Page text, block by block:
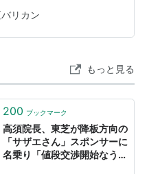
、なんせ放置してたから
リカン
もっと見る
200 ブックマーク
高須院長、東芝が降板方向の
「サザエさん」スポンサーに
名乗り「値段交渉開始なう」